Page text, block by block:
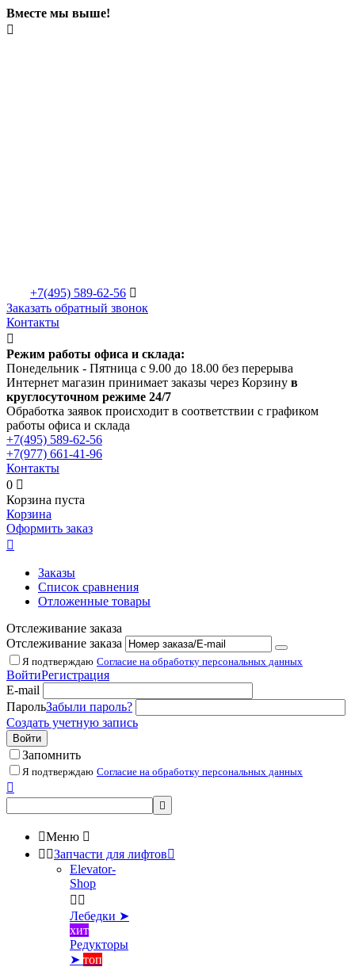
Вместе мы выше!

+7(495) 589-62-56 
Заказать обратный звонок
Контакты

Режим работы офиса и склада:
Понедельник - Пятница с 9.00 до 18.00 без перерыва
Интернет магазин принимает заказы через Корзину в
круглосуточном режиме 24/7
Обработка заявок происходит в соответствии с графиком
работы офиса и склада
+7(495) 589-62-56
+7(977) 661-41-96
Контакты
0 
Корзина пуста
Корзина
Оформить заказ

Заказы
Список сравнения
Отложенные товары
Отслеживание заказа
Отслеживание заказа
Я подтверждаю Согласие на обработку персональных данных
ВойтиРегистрация
E-mail
ПарольЗабыли пароль?
Создать учетную запись
Войти
Запомнить
Я подтверждаю Согласие на обработку персональных данных


Меню 
 Запчасти для лифтов
Elevator-
Shop
 
Лебедки ➤
хит
Редукторы
➤ топ